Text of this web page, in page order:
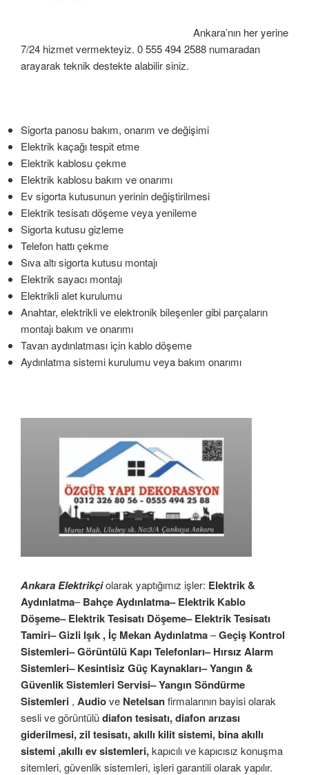
Ankara’nın her yerine
7/24 hizmet vermekteyiz. 0 555 494 2588 numaradan
arayarak teknik destekte alabilir siniz.
Sigorta panosu bakım, onarım ve değişimi
Elektrik kaçağı tespit etme
Elektrik kablosu çekme
Elektrik kablosu bakım ve onarımı
Ev sigorta kutusunun yerinin değiştirilmesi
Elektrik tesisatı döşeme veya yenileme
Sigorta kutusu gizleme
Telefon hattı çekme
Sıva altı sigorta kutusu montajı
Elektrik sayacı montajı
Elektrikli alet kurulumu
Anahtar, elektrikli ve elektronik bileşenler gibi parçaların
montajı bakım ve onarımı
Tavan aydınlatması için kablo döşeme
Aydınlatma sistemi kurulumu veya bakım onarımı
Ankara Elektrikçiolarak yaptığımız işler: Elektrik &
Aydınlatma–Bahçe Aydınlatma– Elektrik Kablo
Döşeme– Elektrik Tesisatı Döşeme– Elektrik Tesisatı
Tamiri– Gizli Işık , İç Mekan Aydınlatma–Geçiş Kontrol
Sistemleri– Görüntülü Kapı Telefonları– Hırsız Alarm
Sistemleri– Kesintisiz Güç Kaynakları– Yangın &
Güvenlik Sistemleri Servisi– Yangın Söndürme
Sistemleri , Audiove Netelsanfirmalarının bayisi olarak
sesli ve görüntülüdiafon tesisatı, diafon arızası
giderilmesi, zil tesisatı, akıllı kilit sistemi, bina akıllı
sistemi ,akıllı ev sistemleri,kapıcılı ve kapıcısız konuşma
sitemleri, güvenlik sistemleri, işleri garantili olarak yapılır.